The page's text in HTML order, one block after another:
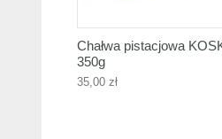
Chałwa pistacjowa
350g
35,00 zł